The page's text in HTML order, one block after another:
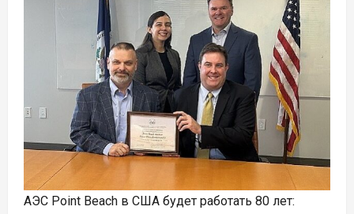
АЭС Point Beach в США будет работать 80 лет: